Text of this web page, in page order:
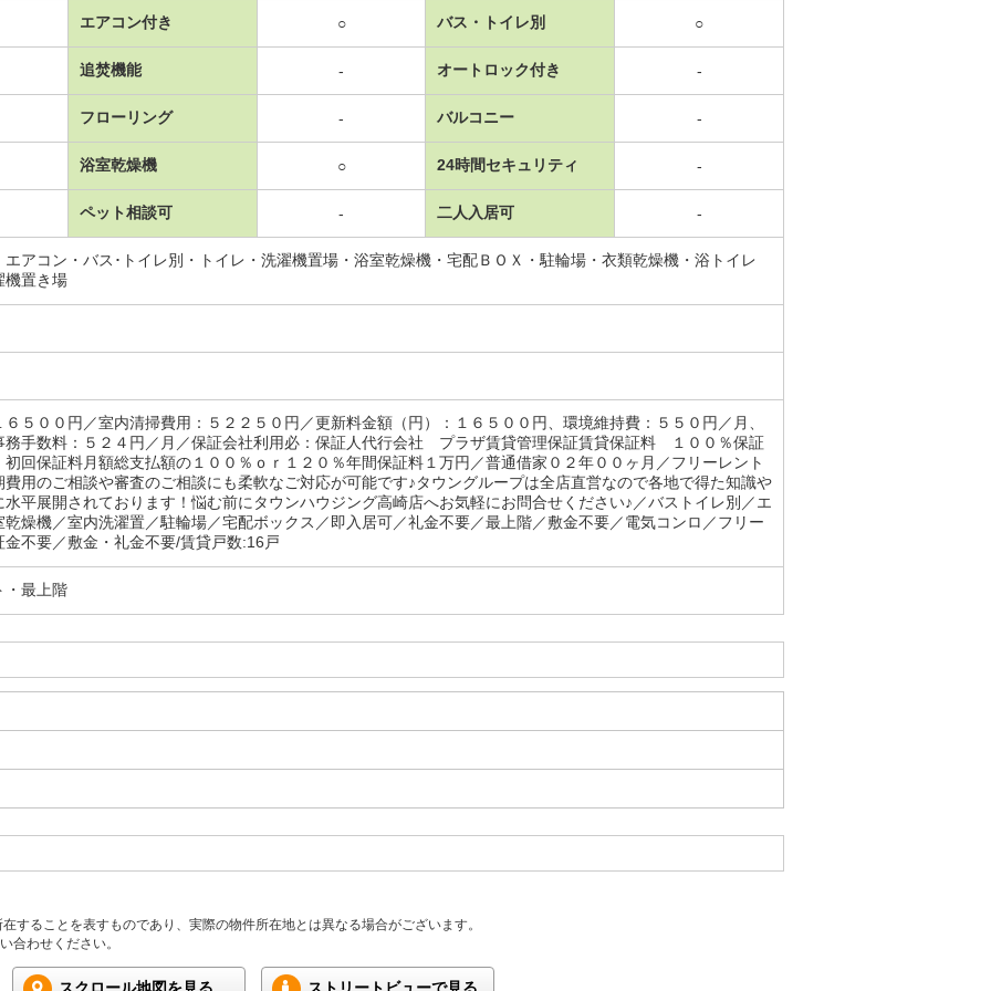
エアコン付き ○ バス・トイレ別 ○
追焚機能 - オートロック付き -
フローリング - バルコニー -
浴室乾燥機 ○ 24時間セキュリティ -
ペット相談可 - 二人入居可 -
エアコン・バス･トイレ別・トイレ・洗濯機置場・浴室乾燥機・宅配ＢＯＸ・駐輪場・衣類乾燥機・浴トイレ
機置き場
５００円／室内清掃費用：５２２５０円／更新料金額（円）：１６５００円、環境維持費：５５０円／月、
務手数料：５２４円／月／保証会社利用必：保証人代行会社 プラザ賃貸管理保証賃貸保証料 １００％保証
回保証料月額総支払額の１００％ｏｒ１２０％年間保証料１万円／普通借家０２年００ヶ月／フリーレント
費用のご相談や審査のご相談にも柔軟なご対応が可能です♪タウングループは全店直営なので各地で得た知識や
水平展開されております！悩む前にタウンハウジング高崎店へお気軽にお問合せください♪／バストイレ別／エ
乾燥機／室内洗濯置／駐輪場／宅配ボックス／即入居可／礼金不要／最上階／敷金不要／電気コンロ／フリー
金不要／敷金・礼金不要/賃貸戸数:16戸
・最上階
することを表すものであり、実際の物件所在地とは異なる場合がございます。
合わせください。